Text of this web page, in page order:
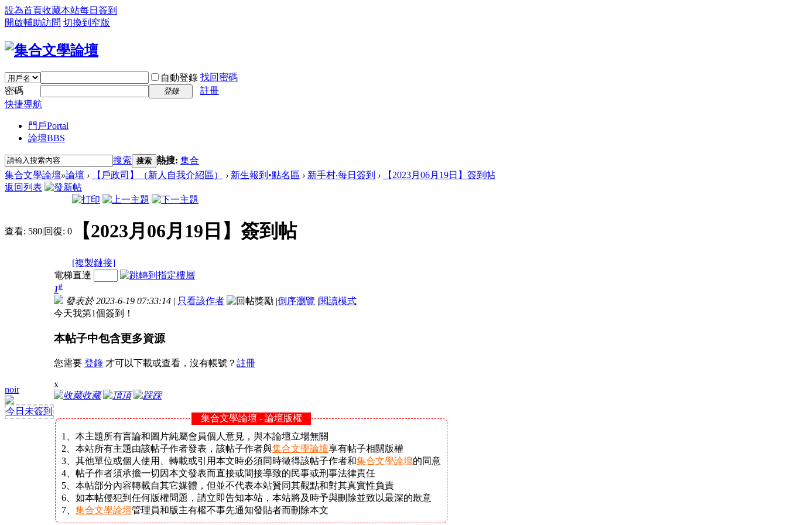
設為首頁收藏本站每日簽到
開啟輔助訪問 切換到窄版
自動登錄 找回密碼
密碼
登錄
註冊
快捷導航
門戶Portal
論壇BBS
搜索 搜索 熱搜: 集合
集合文學論壇»論壇 › 【戶政司】（新人自我介紹區） › 新生報到•點名區 › 新手村‧每日簽到 ›
【2023月06月19日】簽到帖
返回列表
查看: 580|回復: 0 【2023月06月19日】簽到帖
[複製鏈接]
noir
今日未簽到
電梯直達
1#
發表於 2023-6-19 07:33:14 | 只看該作者 |倒序瀏覽 |閱讀模式
今天我第1個簽到！
本帖子中包含更多資源
您需要 登錄 才可以下載或查看，沒有帳號？ 註冊
x
收藏
頂 踩
集合文學論壇 - 論壇版權
1、本主題所有言論和圖片純屬會員個人意見，與本論壇立場無關
2、本站所有主題由該帖子作者發表，該帖子作者與集合文學論壇享有帖子相關版權
3、其他單位或個人使用、轉載或引用本文時必須同時徵得該帖子作者和集合文學論壇的同意
4、帖子作者須承擔一切因本文發表而直接或間接導致的民事或刑事法律責任
5、本帖部分內容轉載自其它媒體，但並不代表本站贊同其觀點和對其真實性負責
6、如本帖侵犯到任何版權問題，請立即告知本站，本站將及時予與刪除並致以最深的歉意
7、 集合文學論壇管理員和版主有權不事先通知發貼者而刪除本文